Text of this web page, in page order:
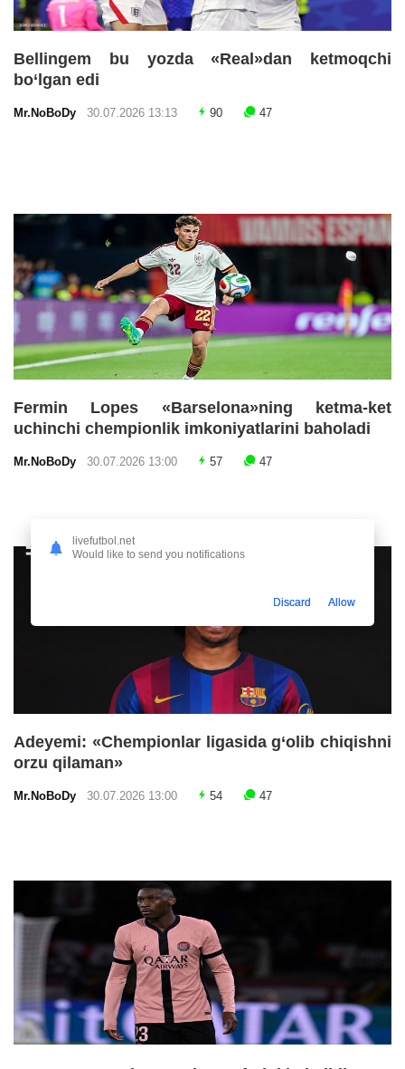
Bellingem bu yozda «Real»dan ketmoqchi
bo‘lgan edi
Mr.NoBoDy 30.07.2026 13:13 90 47
Fermin Lopes «Barselona»ning ketma-ket
uchinchi chempionlik imkoniyatlarini baholadi
Mr.NoBoDy 30.07.2026 13:00 57 47
Adeyemi: «Chempionlar ligasida g‘olib chiqishni
orzu qilaman»
Mr.NoBoDy 30.07.2026 13:00 54 47
livefutbol.net
Would like to send you notifications
Discard Allow